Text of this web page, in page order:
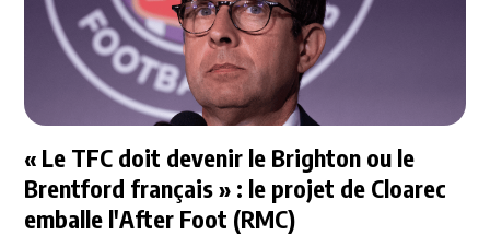
« Le TFC doit devenir le Brighton ou le
Brentford français » : le projet de Cloarec
emballe l'After Foot (RMC)